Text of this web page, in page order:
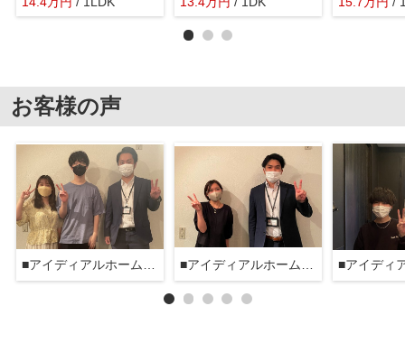
お客様の声
■アイディアルホーム大森本店■ ■アイディアルホーム大森本店■